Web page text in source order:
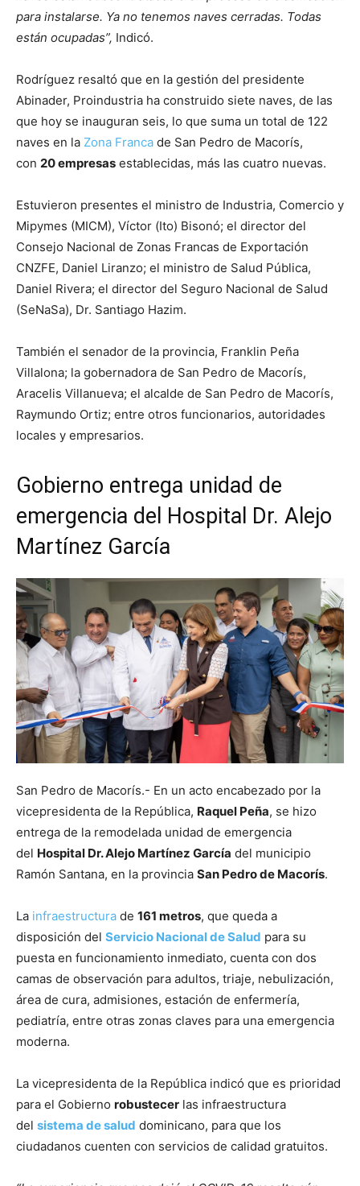
para instalarse. Ya no tenemos naves cerradas. Todas
están ocupadas”, Indicó.
Rodríguez resaltó que en la gestión del presidente
Abinader, Proindustria ha construido siete naves, de las
que hoy se inauguran seis, lo que suma un total de 122
naves en la Zona Franca de San Pedro de Macorís,
con 20 empresas establecidas, más las cuatro nuevas.
Estuvieron presentes el ministro de Industria, Comercio y
Mipymes (MICM), Víctor (Ito) Bisonó; el director del
Consejo Nacional de Zonas Francas de Exportación
CNZFE, Daniel Liranzo; el ministro de Salud Pública,
Daniel Rivera; el director del Seguro Nacional de Salud
(SeNaSa), Dr. Santiago Hazim.
También el senador de la provincia, Franklin Peña
Villalona; la gobernadora de San Pedro de Macorís,
Aracelis Villanueva; el alcalde de San Pedro de Macorís,
Raymundo Ortiz; entre otros funcionarios, autoridades
locales y empresarios.
Gobierno entrega unidad de
emergencia del Hospital Dr. Alejo
Martínez García
San Pedro de Macorís.- En un acto encabezado por la
vicepresidenta de la República, Raquel Peña, se hizo
entrega de la remodelada unidad de emergencia
del Hospital Dr. Alejo Martínez García del municipio
Ramón Santana, en la provincia San Pedro de Macorís.
La infraestructura de 161 metros, que queda a
disposición del Servicio Nacional de Salud para su
puesta en funcionamiento inmediato, cuenta con dos
camas de observación para adultos, triaje, nebulización,
área de cura, admisiones, estación de enfermería,
pediatría, entre otras zonas claves para una emergencia
moderna.
La vicepresidenta de la República indicó que es prioridad
para el Gobierno robustecer las infraestructura
del sistema de salud dominicano, para que los
ciudadanos cuenten con servicios de calidad gratuitos.